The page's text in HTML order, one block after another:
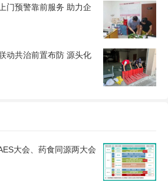
门预警靠前服务 助力企
动共治前置布防 源头化
大会、药食同源两大会